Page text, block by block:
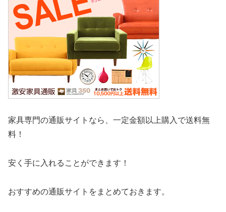
家具専門の通販サイトなら、一定金額以上購入で送料無
料！
安く手に入れることができます！
おすすめの通販サイトをまとめておきます。